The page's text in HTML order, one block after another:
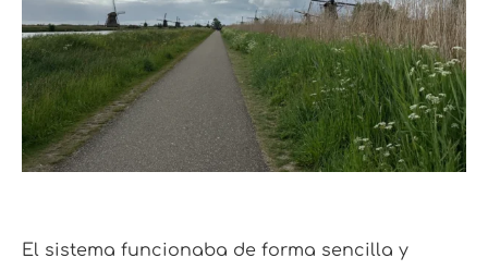
El sistema funcionaba de forma sencilla y